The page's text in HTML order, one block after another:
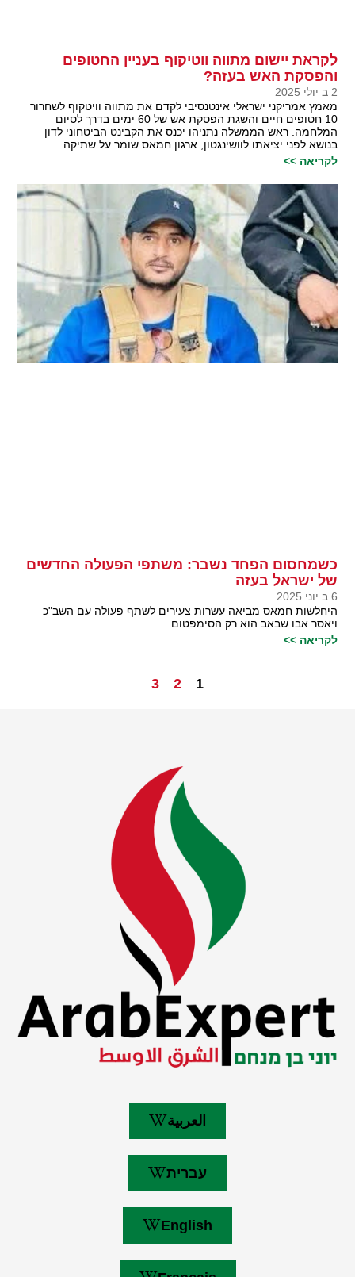
לקראת יישום מתווה ווטיקוף בעניין החטופים
והפסקת האש בעזה?
2 ב יולי 2025
מאמץ אמריקני ישראלי אינטנסיבי לקדם את מתווה וויטקוף לשחרור
10 חטופים חיים והשגת הפסקת אש של 60 ימים בדרך לסיום
המלחמה. ראש הממשלה נתניהו יכנס את הקבינט הביטחוני לדון
בנושא לפני יציאתו לוושינגטון, ארגון חמאס שומר על שתיקה.
לקריאה >>
כשמחסום הפחד נשבר: משתפי הפעולה החדשים
של ישראל בעזה
6 ב יוני 2025
היחלשות חמאס מביאה עשרות צעירים לשתף פעולה עם השב"כ –
ויאסר אבו שבאב הוא רק הסימפטום.
לקריאה >>
1
2
3
العربية
עברית
English